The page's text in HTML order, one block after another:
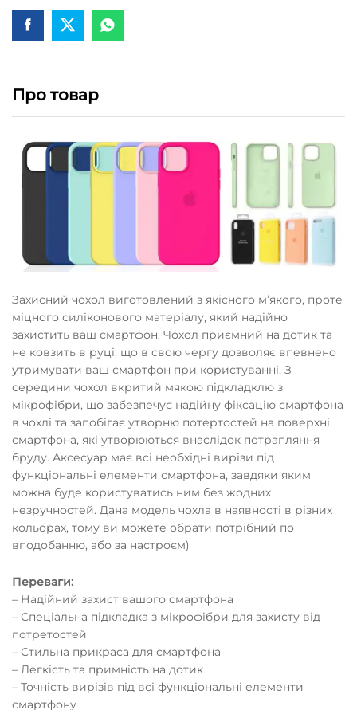
cobalt)
Кількість
Про товар
Захисний чохол виготовлений з якісного мʼякого, проте
міцного силіконового матеріалу, який надійно
захистить ваш смартфон. Чохол приємний на дотик та
не ковзить в руці, що в свою чергу дозволяє впевнено
утримувати ваш смартфон при користуванні. З
середини чохол вкритий мякою підкладклю з
мікрофібри, що забезпечує надійну фіксацію смартфона
в чохлі та запобігає утворню потертостей на поверхні
смартфона, які утворюються внаслідок потрапляння
бруду. Аксесуар має всі необхідні вирізи під
функціональні елементи смартфона, завдяки яким
можна буде користуватись ним без жодних
незручностей. Дана модель чохла в наявності в різних
кольорах, тому ви можете обрати потрібний по
вподобанню, або за настроєм)
Переваги:
– Надійний захист вашого смартфона
– Спеціальна підкладка з мікрофібри для захисту від
потретостей
– Стильна прикраса для смартфона
– Легкість та примність на дотик
– Точність вирізів під всі функціональні елементи
смартфону